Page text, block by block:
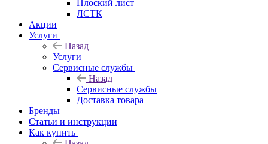
Плоский лист
ЛСТК
Акции
Услуги
Назад
Услуги
Сервисные службы
Назад
Сервисные службы
Доставка товара
Бренды
Статьи и инструкции
Как купить